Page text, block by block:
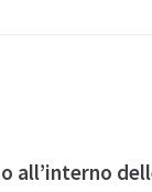
all’interno